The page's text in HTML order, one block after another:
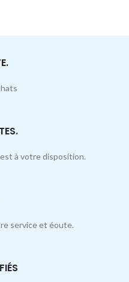
à votre disposition.
service et éoute.